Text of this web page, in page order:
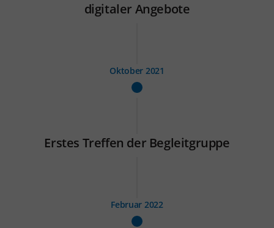
digitaler Angebote
Oktober 2021
Erstes Treffen der Begleitgruppe
Februar 2022